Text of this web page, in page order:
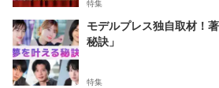
特集
モデルプレス独自取材！
秘訣」
特集